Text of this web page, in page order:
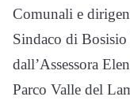
Comunali e
Sindaco di
dall’Assessora
Parco Valle del